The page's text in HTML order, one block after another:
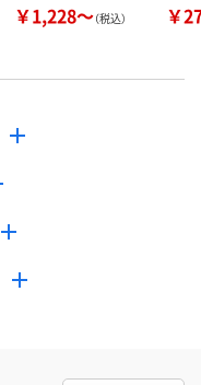
￥1,228～（税込） ￥